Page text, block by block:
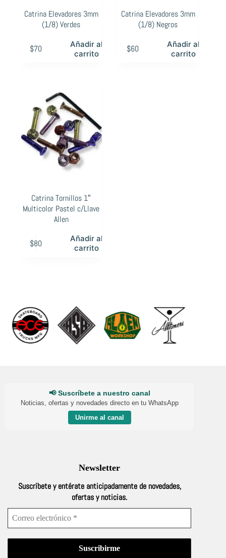
Catrina Elevadores 3mm
(1/8) Verdes
$70
Añadir al
carrito
Catrina Elevadores 3mm
(1/8) Negros
$60
Añadir al
carrito
Catrina Tornillos 1″
Multicolor Pastel c/Llave
Allen
$80
Añadir al
carrito
📢 Suscríbete a nuestro canal
Noticias, ofertas y novedades directo en tu WhatsApp
Unirme al canal
Newsletter
Suscríbete y entérate anticipadamente de novedades,
ofertas y noticias.